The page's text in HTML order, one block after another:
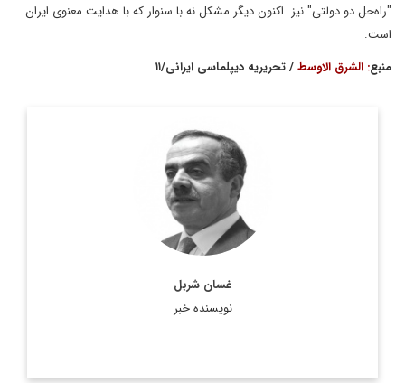
"راه‌حل دو دولتی" نیز. اکنون دیگر مشکل نه با سنوار که با هدایت معنوی ایران
است.
منبع: الشرق الاوسط/ تحریریه دیپلماسی ایرانی/۱۱
غسان شربل
نویسنده خبر
روزنامه‌نگار و نویسنده مشهور لبنانی که کتاب‌های سیاسی‌اش در
جهان عرب پرمخاطب است. وی یکی از مسئولان سابق روزنامه
الحیات و در حال حاضر سردبیر روزنامه الشرق الاوسط است.
اطلاعات بیشتر